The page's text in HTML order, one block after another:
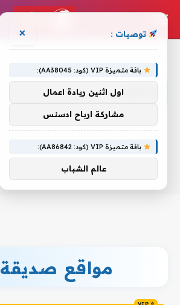
ودبدوب
مواقع صديقة
توصيات : ×
باقة متميزة VIP (كود: AA38045):
اول اثنين ريادة اعمال
مشاركة ارباح ادسنس
باقة متميزة VIP (كود: AA86842):
عالم الشباب